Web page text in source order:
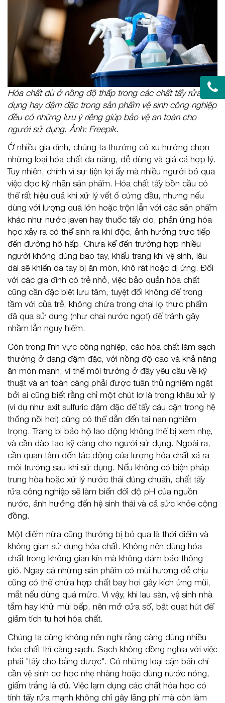
Hóa chất dù ở nồng độ thấp trong các chất tẩy rửa gia
dụng hay đậm đặc trong sản phẩm vệ sinh công nghiệp
đều có những lưu ý riêng giúp bảo vệ an toàn cho
người sử dụng. Ảnh: Freepik.
Ở nhiều gia đình, chúng ta thường có xu hướng chọn
những loại hóa chất đa năng, dễ dùng và giá cả hợp lý.
Tuy nhiên, chính vì sự tiện lợi ấy mà nhiều người bỏ qua
việc đọc kỹ nhãn sản phẩm. Hóa chất tẩy bồn cầu có
thể rất hiệu quả khi xử lý vết ố cứng đầu, nhưng nếu
dùng với lượng quá lớn hoặc trộn lẫn với các sản phẩm
khác như nước javen hay thuốc tẩy clo, phản ứng hóa
học xảy ra có thể sinh ra khí độc, ảnh hưởng trực tiếp
đến đường hô hấp. Chưa kể đến trường hợp nhiều
người không dùng bao tay, khẩu trang khi vệ sinh, lâu
dài sẽ khiến da tay bị ăn mòn, khô rát hoặc dị ứng. Đối
với các gia đình có trẻ nhỏ, việc bảo quản hóa chất
cũng cần đặc biệt lưu tâm, tuyệt đối không để trong
tầm với của trẻ, không chứa trong chai lọ thực phẩm
đã qua sử dụng (như chai nước ngọt) để tránh gây
nhầm lẫn nguy hiểm.
Còn trong lĩnh vực công nghiệp, các hóa chất làm sạch
thường ở dạng đậm đặc, với nồng độ cao và khả năng
ăn mòn mạnh, vì thế môi trường ở đây yêu cầu về kỹ
thuật và an toàn càng phải được tuân thủ nghiêm ngặt
bởi ai cũng biết rằng chỉ một chút lơ là trong khâu xử lý
(ví dụ như axit sulfuric đậm đặc để tẩy cáu cặn trong hệ
thống nồi hơi) cũng có thể dẫn đến tai nạn nghiêm
trọng. Trang bị bảo hộ lao động không thể bị xem nhẹ,
và cần đào tạo kỹ càng cho người sử dụng. Ngoài ra,
cần quan tâm đến tác động của lượng hóa chất xả ra
môi trường sau khi sử dụng. Nếu không có biện pháp
trung hòa hoặc xử lý nước thải đúng chuẩn, chất tẩy
rửa công nghiệp sẽ làm biến đổi độ pH của nguồn
nước, ảnh hưởng đến hệ sinh thái và cả sức khỏe cộng
đồng.
Một điểm nữa cũng thường bị bỏ qua là thời điểm và
không gian sử dụng hóa chất. Không nên dùng hóa
chất trong không gian kín mà không đảm bảo thông
gió. Ngay cả những sản phẩm có mùi hương dễ chịu
cũng có thể chứa hợp chất bay hơi gây kích ứng mũi,
mắt nếu dùng quá mức. Vì vậy, khi lau sàn, vệ sinh nhà
tắm hay khử mùi bếp, nên mở cửa sổ, bật quạt hút để
giảm tích tụ hơi hóa chất.
Chúng ta cũng không nên nghĩ rằng càng dùng nhiều
hóa chất thì càng sạch. Sạch không đồng nghĩa với việc
phải "tẩy cho bằng được". Có những loại cặn bẩn chỉ
cần vệ sinh cơ học nhẹ nhàng hoặc dùng nước nóng,
giấm trắng là đủ. Việc lạm dụng các chất hóa học có
tính tẩy rửa mạnh không chỉ gây lãng phí mà còn làm